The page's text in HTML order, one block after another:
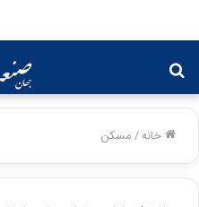
برای
خانه/مسکن